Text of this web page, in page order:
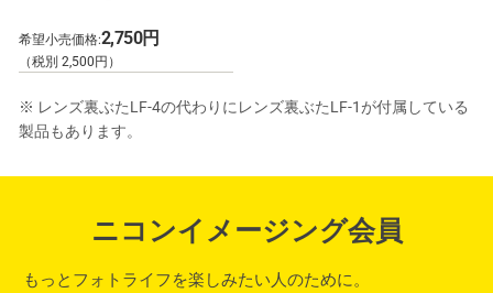
希望小売価格:2,750円
（税別 2,500円）
※ レンズ裏ぶたLF-4の代わりにレンズ裏ぶたLF-1が付属している
製品もあります。
ニコンイメージング会員
もっとフォトライフを楽しみたい人のために。